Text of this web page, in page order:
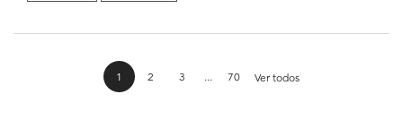
Page 1 of 70. Current page
1 2 3 ... 70 Ver todos